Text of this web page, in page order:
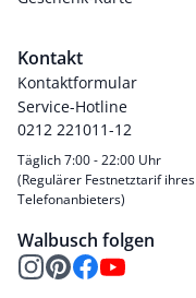
Kontakt
Kontaktformular
Service-Hotline
0212 221011-12
Täglich 7:00 - 22:00 Uhr
(Regulärer Festnetztarif ihres
Telefonanbieters)
Walbusch folgen